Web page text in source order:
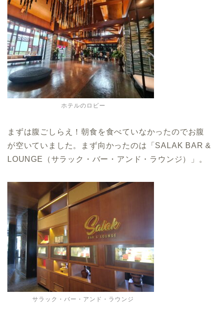
ホテルのロビー
まずは腹ごしらえ！朝食を食べていなかったのでお腹
が空いていました。まず向かったのは「SALAK BAR &
LOUNGE（サラック・バー・アンド・ラウンジ）」。
サラック・バー・アンド・ラウンジ